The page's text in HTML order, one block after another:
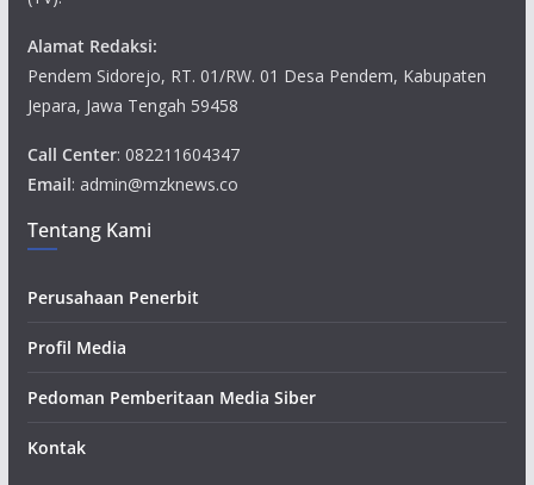
Alamat Redaksi:
Pendem Sidorejo, RT. 01/RW. 01 Desa Pendem, Kabupaten
Jepara, Jawa Tengah 59458
Call Center: 082211604347
Email: admin@mzknews.co
Tentang Kami
Perusahaan Penerbit
Profil Media
Pedoman Pemberitaan Media Siber
Kontak